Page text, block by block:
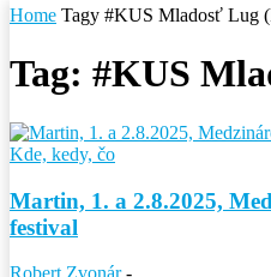
Home Tagy #KUS Mladosť Lug
Tag: #KUS
Kde, kedy, čo
Martin, 1. a 2.8.2025,
festival